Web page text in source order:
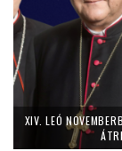
XIV. LEÓ